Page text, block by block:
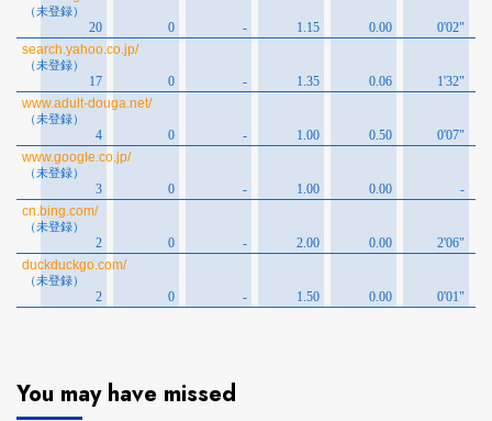
You may have missed